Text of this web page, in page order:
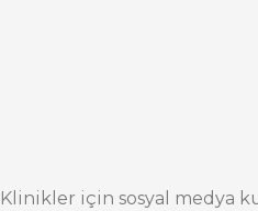
Klinikler için sosyal medya